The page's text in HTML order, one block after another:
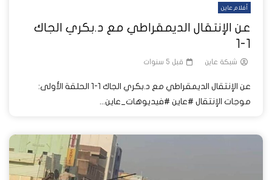
أفلام عاين
عن الإنتقال الديمقراطي مع د.بكري الجاك
1-1
شبكة عاين قبل 5 سنوات
عن الإنتقال الديمقراطي مع د.بكري الجاك 1-1 الحلقة الأولى:
موجات الإنتقال #عاين #فيديوهات_عاين...